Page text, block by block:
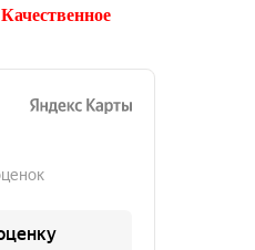
Качественное